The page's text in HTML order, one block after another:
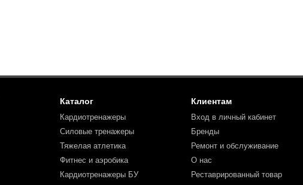
Каталог
Кардиотренажеры
Силовые тренажеры
Тяжелая атлетика
Фитнес и аэробика
Кардиотренажеры БУ
Клиентам
Вход в личный кабинет
Бренды
Ремонт и обслуживание
О нас
Реставрированный товар